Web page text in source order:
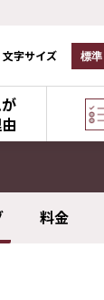
文字サイズ 標準
料金